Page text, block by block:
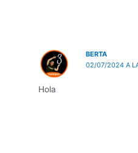
BERTA
02/07/2024 A
Hola